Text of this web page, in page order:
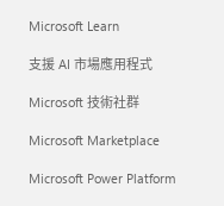
Microsoft Learn
支援 AI 市場應用程式
Microsoft 技術社群
Microsoft Marketplace
Microsoft Power Platform